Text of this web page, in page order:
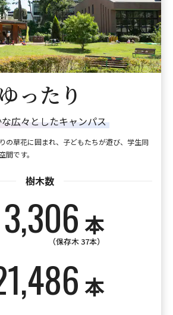
いきいき
今かなえたい！学生の夢を応
オリジナリティーあふれるユニークな企画が、学生
しています。